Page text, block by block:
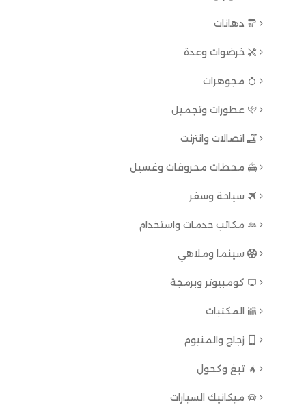
دهانات
خرضوات وعدة
مجوهرات
عطورات وتجميل
اتصالات وانترنت
محطات محروقات وغسيل
سياحة وسفر
مكاتب خدمات واستخدام
سينما وملاهي
كومبيوتر وبرمجة
المكتبات
زجاج والمنيوم
تبغ وكحول
ميكانيك السيارات